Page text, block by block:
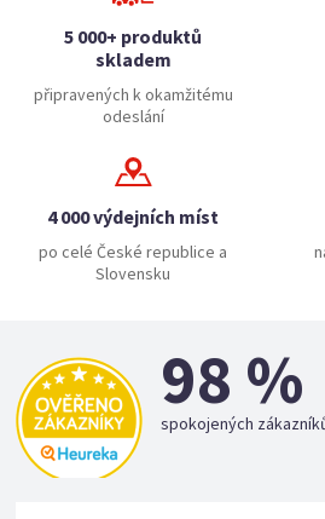
5 000+ produktů
skladem
připravených k okamžitému
odeslání
4 000 výdejních míst
po celé České republice a
Slovensku
98 %
spokojených